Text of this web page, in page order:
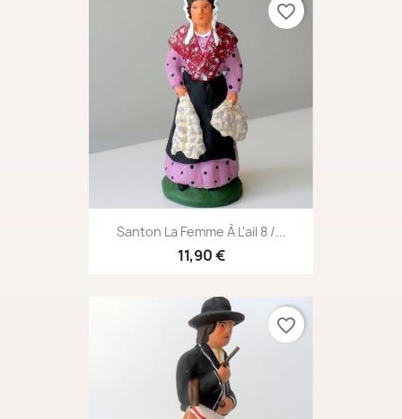
Santon La Femme À L'ail 8 /...
11,90 €
favorite_border
favorite_border